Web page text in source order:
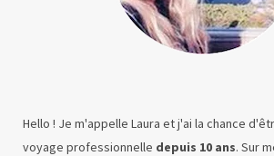
Hello ! Je m'appelle Laura et j'ai la chance
voyage professionnelle depuis 10 ans. Sur